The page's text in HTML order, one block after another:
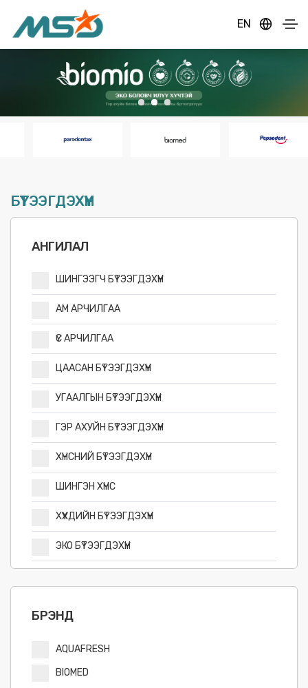
EN
БҮТЭЭГДЭХҮҮН
АНГИЛАЛ
ШИНГЭЭГЧ БҮТЭЭГДЭХҮҮН
АМ АРЧИЛГАА
ҮС АРЧИЛГАА
ЦААСАН БҮТЭЭГДЭХҮҮН
УГААЛГЫН БҮТЭЭГДЭХҮҮН
ГЭР АХУЙН БҮТЭЭГДЭХҮҮН
ХҮНСНИЙ БҮТЭЭГДЭХҮҮН
ШИНГЭН ХҮНС
ХҮҮХДИЙН БҮТЭЭГДЭХҮҮН
ЭКО БҮТЭЭГДЭХҮҮН
БРЭНД
AQUAFRESH
BIOMED